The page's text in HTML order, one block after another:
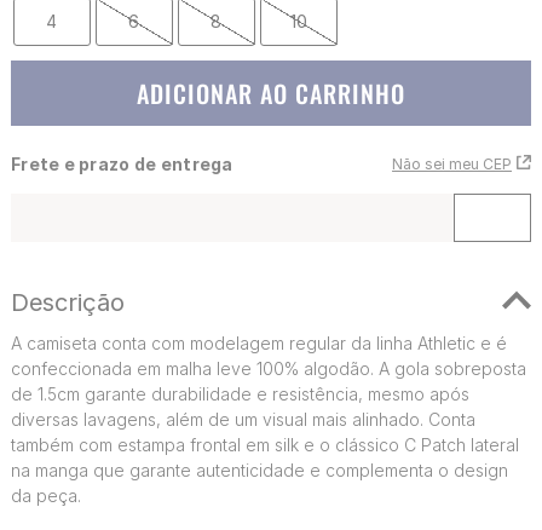
4 6 8 10
ADICIONAR AO CARRINHO
Frete e prazo de entrega Não sei meu CEP
Descrição
A camiseta conta com modelagem regular da linha Athletic e é
confeccionada em malha leve 100% algodão. A gola sobreposta
de 1.5cm garante durabilidade e resistência, mesmo após
diversas lavagens, além de um visual mais alinhado. Conta
também com estampa frontal em silk e o clássico C Patch lateral
na manga que garante autenticidade e complementa o design
da peça.